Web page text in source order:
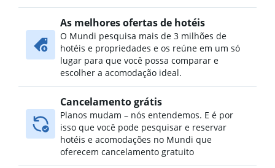
As melhores ofertas de hotéis
O Mundi pesquisa mais de 3 milhões de
hotéis e propriedades e os reúne em um só
lugar para que você possa comparar e
escolher a acomodação ideal.
Cancelamento grátis
Planos mudam – nós entendemos. E é por
isso que você pode pesquisar e reservar
hotéis e acomodações no Mundi que
oferecem cancelamento gratuito